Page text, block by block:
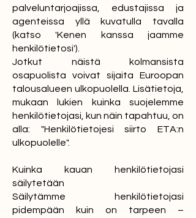
palveluntarjoajissa, edustajissa ja
agenteissa yllä kuvatulla tavalla
(katso 'Kenen kanssa jaamme
henkilötietosi').
Jotkut näistä kolmansista
osapuolista voivat sijaita Euroopan
talousalueen ulkopuolella. Lisätietoja,
mukaan lukien kuinka suojelemme
henkilötietojasi, kun näin tapahtuu, on
alla: "Henkilötietojesi siirto ETA:n
ulkopuolelle".
Kuinka kauan henkilötietojasi
säilytetään
Säilytämme henkilötietojasi
pidempään kuin on tarpeen –